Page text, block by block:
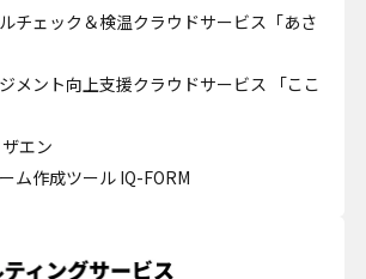
チェック＆検温クラウドサービス「あさ
メント向上支援クラウドサービス 「ここ
エン
ム作成ツール IQ-FORM